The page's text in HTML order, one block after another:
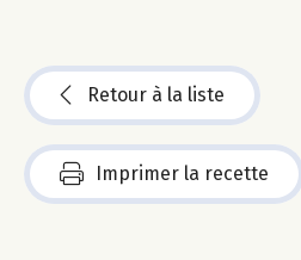
Retour à la liste
Imprimer la recette